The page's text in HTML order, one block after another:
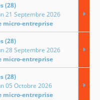
(28)
21 Septembre 2026
micro-entreprise
(28)
28 Septembre 2026
micro-entreprise
(28)
05 Octobre 2026
micro-entreprise